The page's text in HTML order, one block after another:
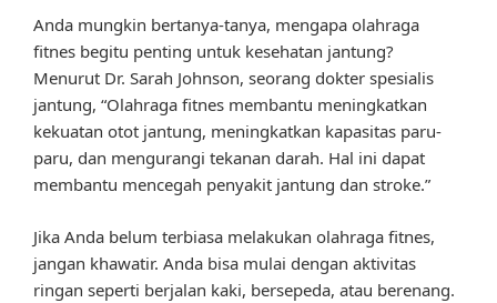
Anda mungkin bertanya-tanya, mengapa olahraga
fitnes begitu penting untuk kesehatan jantung?
Menurut Dr. Sarah Johnson, seorang dokter spesialis
jantung, “Olahraga fitnes membantu meningkatkan
kekuatan otot jantung, meningkatkan kapasitas paru-
paru, dan mengurangi tekanan darah. Hal ini dapat
membantu mencegah penyakit jantung dan stroke.”
Jika Anda belum terbiasa melakukan olahraga fitnes,
jangan khawatir. Anda bisa mulai dengan aktivitas
ringan seperti berjalan kaki, bersepeda, atau berenang.